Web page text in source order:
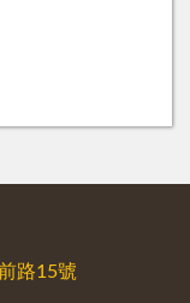
路15號